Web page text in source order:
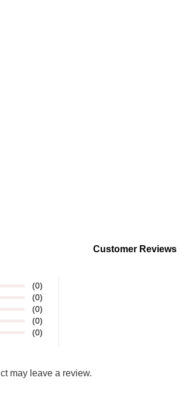
Customer Reviews
(0)
(0)
(0)
(0)
(0)
may leave a review.